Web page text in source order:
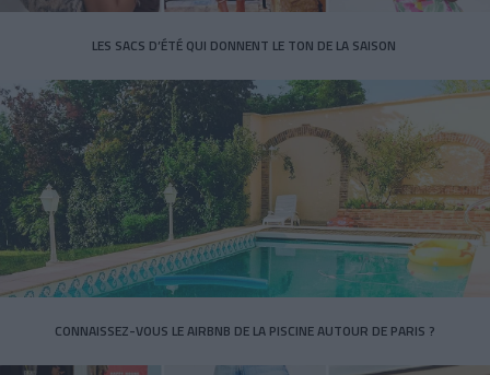
LES SACS D’ÉTÉ QUI DONNENT LE TON DE LA SAISON
CONNAISSEZ-VOUS LE AIRBNB DE LA PISCINE AUTOUR DE PARIS ?